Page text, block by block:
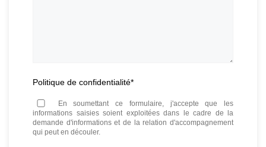
Politique de confidentialité*
En soumettant ce formulaire, j'accepte que les
informations saisies soient exploitées dans le cadre de la
demande d'informations et de la relation d'accompagnement
qui peut en découler.